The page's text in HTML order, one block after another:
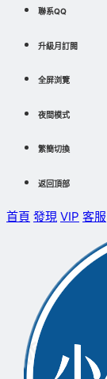
聯系QQ
升級月訂閱
全屏浏覽
夜間模式
繁簡切換
返回頂部
首頁 發現 VIP 客服